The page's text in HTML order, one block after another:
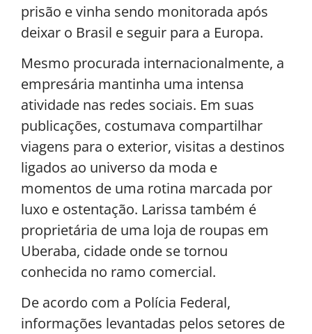
prisão e vinha sendo monitorada após
deixar o Brasil e seguir para a Europa.
Mesmo procurada internacionalmente, a
empresária mantinha uma intensa
atividade nas redes sociais. Em suas
publicações, costumava compartilhar
viagens para o exterior, visitas a destinos
ligados ao universo da moda e
momentos de uma rotina marcada por
luxo e ostentação. Larissa também é
proprietária de uma loja de roupas em
Uberaba, cidade onde se tornou
conhecida no ramo comercial.
De acordo com a Polícia Federal,
informações levantadas pelos setores de